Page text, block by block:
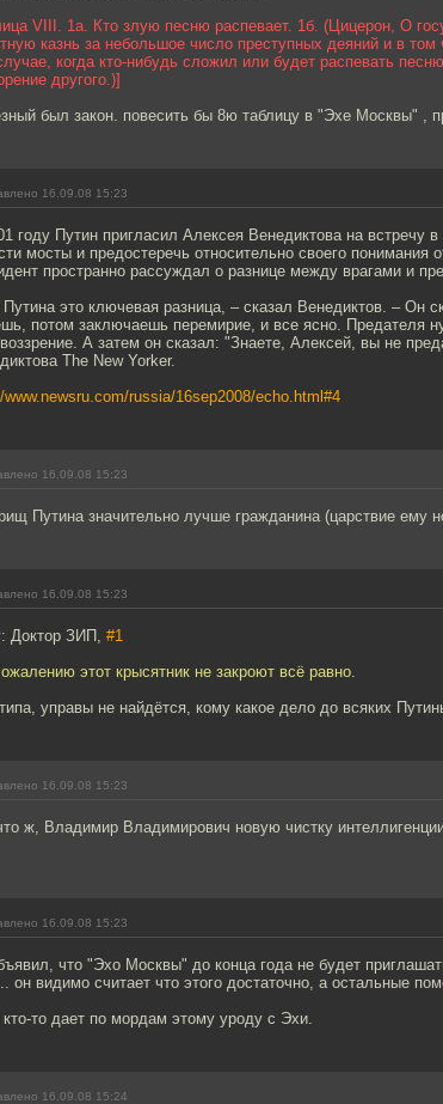
VIII. 1а. Кто злую песню распевает. 1б. (Цицерон, О
казнь за небольшое число преступных деяний и в
когда кто-нибудь сложил или будет распевать
другого.)]
был закон. повесить бы 8ю таблицу в "Эхе Москвы" ,
16.09.08 15:23
году Путин пригласил Алексея Венедиктова на встречу
мосты и предостеречь относительно своего
пространно рассуждал о разнице между врагами и
это ключевая разница, – сказал Венедиктов. – Он
потом заключаешь перемирие, и все ясно. Предателя
А затем он сказал: "Знаете, Алексей, вы не
The New Yorker.
www.newsru.com/russia/16sep2008/echo.html#4
16.09.08 15:23
Путина значительно лучше гражданина (царствие ему
16.09.08 15:23
Доктор ЗИП, #1
этот крысятник не закроют всё равно.
управы не найдётся, кому какое дело до всяких
16.09.08 15:23
ж, Владимир Владимирович новую чистку
16.09.08 15:23
что "Эхо Москвы" до конца года не будет
он видимо считает что этого достаточно, а остальные
то дает по мордам этому уроду с Эхи.
16.09.08 15:24